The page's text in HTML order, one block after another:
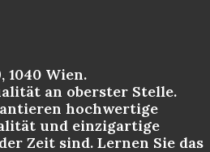
Wien.
an oberster Stelle.
hochwertige
und einzigartige
Zeit sind. Lernen Sie das